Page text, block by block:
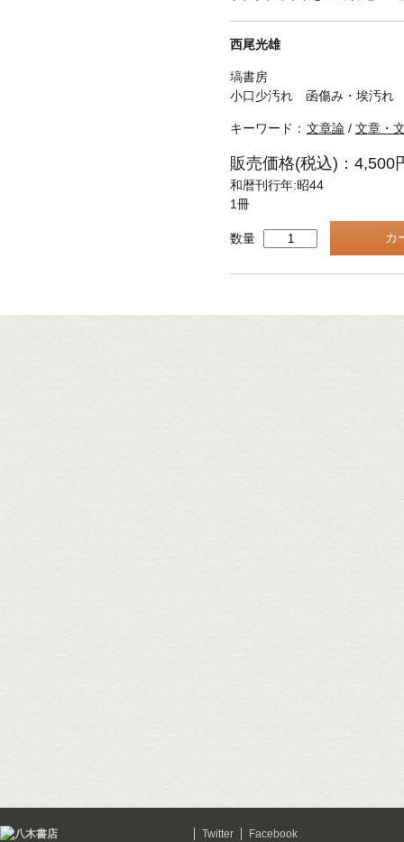
西尾光雄
塙書房
小口少汚れ 函傷み・埃汚れ
キーワード： 文章論 / 文章・
販売価格(税込)：4,500
和暦刊行年:昭44
1冊
数量
Twitter
Facebook